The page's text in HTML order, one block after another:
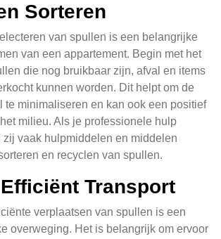
Sorteren
van spullen is een belangrijke
van een appartement. Begin met het
die nog bruikbaar zijn, afval en items
kunnen worden. Dit helpt om de
te minimaliseren en kan ook een positief
milieu. Als je professionele hulp
zij vaak hulpmiddelen en middelen
en recyclen van spullen.
Transport
verplaatsen van spullen is een
overweging. Het is belangrijk om ervoor